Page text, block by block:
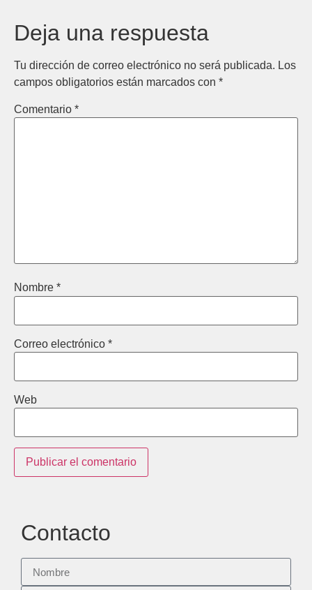
Deja una respuesta
Tu dirección de correo electrónico no será publicada. Los
campos obligatorios están marcados con *
Comentario *
Nombre *
Correo electrónico *
Web
Contacto